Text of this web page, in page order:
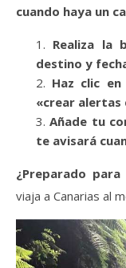
cuando haya un
Realiza la
destino y
Haz clic
«crear
Añade tu
te avisará
¿Preparado
viaja a Canarias al